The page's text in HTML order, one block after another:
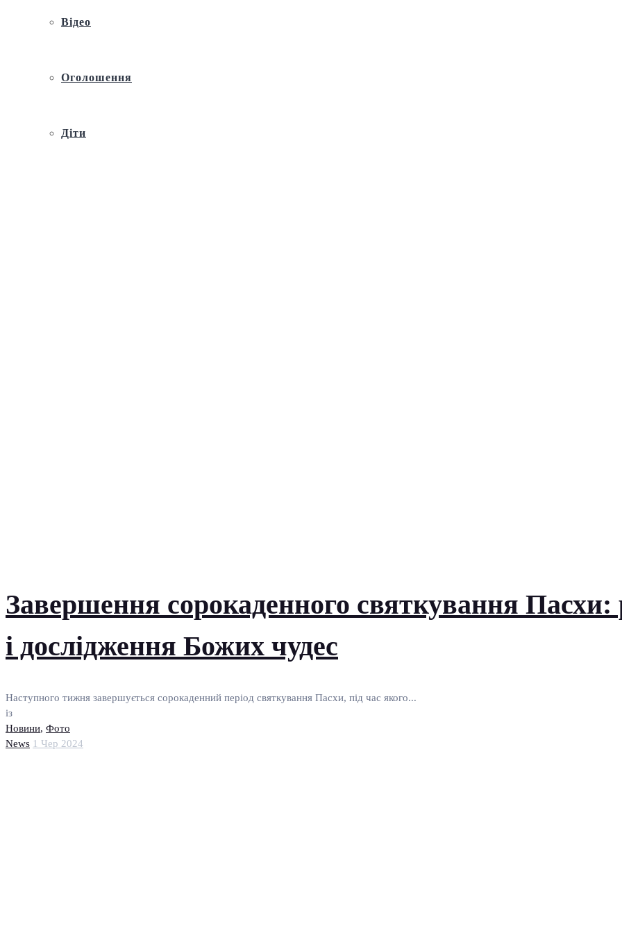
Відео
Оголошення
Діти
Завершення сорокаденного святкування Пасхи:
і дослідження Божих чудес
Наступного тижня завершується сорокаденний період святкування Пасхи, під час якого...
із
Новини, Фото
News 1 Чер 2024